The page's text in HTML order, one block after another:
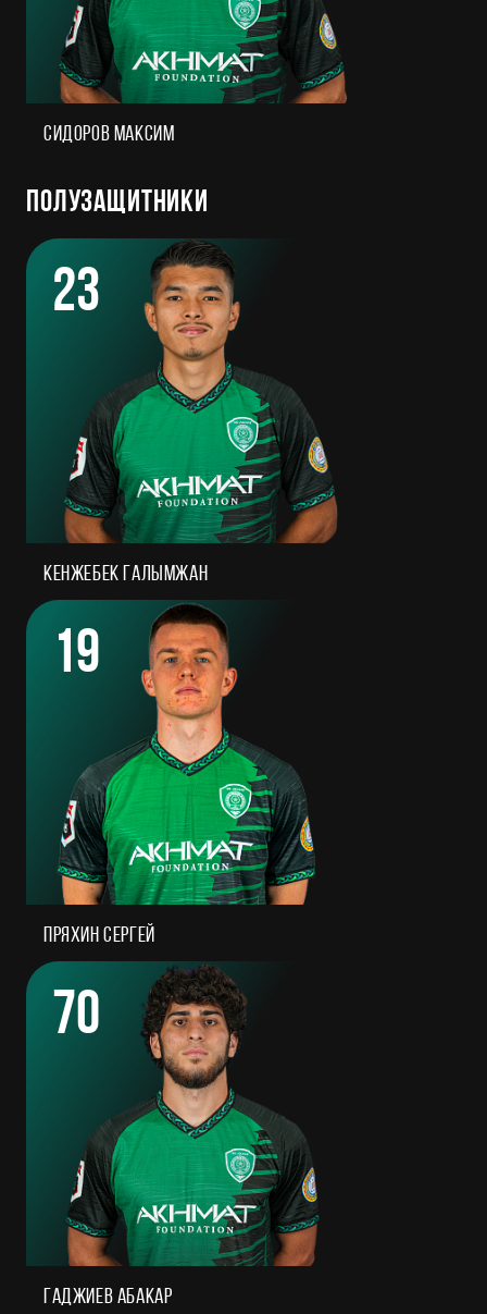
Сидоров Максим
Полузащитники
23
Кенжебек Галымжан
19
Пряхин Сергей
70
Гаджиев Абакар